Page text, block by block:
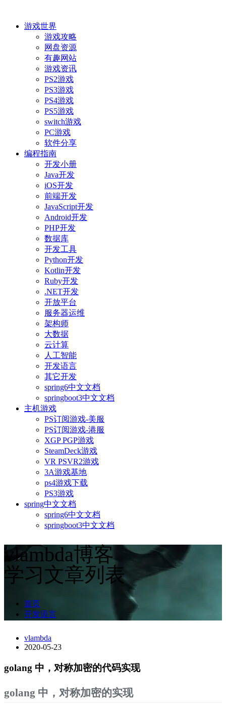
游戏世界
游戏攻略
网盘资源
有趣网站
游戏资讯
PS2游戏
PS3游戏
PS4游戏
PS5游戏
switch游戏
PC游戏
软件分享
编程指南
开发小册
Java开发
iOS开发
前端开发
JavaScript开发
Android开发
PHP开发
数据库
开发工具
Python开发
Kotlin开发
Ruby开发
.NET开发
开放平台
服务器运维
架构师
大数据
云计算
人工智能
开发语言
其它开发
spring6中文文档
springboot3中文文档
主机游戏
PS订阅游戏-美服
PS订阅游戏-港服
XGP PGP游戏
SteamDeck游戏
VR PSVR2游戏
3A游戏基地
ps4游戏下载
PS3游戏
spring中文文档
spring6中文文档
springboot3中文文档
vlambda博客
学习文章列表
首页
开发语言
vlambda
2020-05-23
golang 中，对称加密的代码实现
golang 中，对称加密的实现